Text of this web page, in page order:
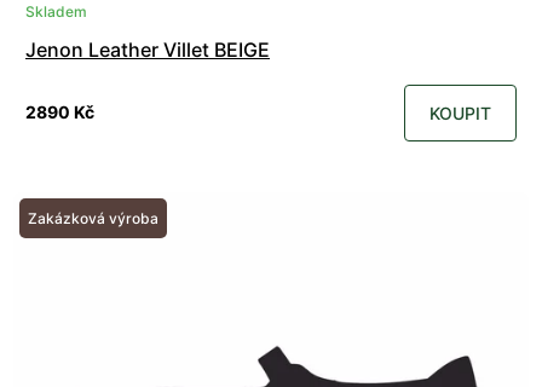
Skladem
Jenon Leather Villet BEIGE
2890 Kč KOUPIT
Zakázková výroba